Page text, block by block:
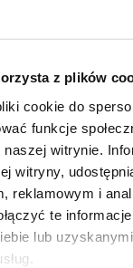
z plików
cookie do
funkcje
witrynie.
witryny,
reklamowym i
te
lub
w
Idź do sklepu
Altea
2DIN
zł
Seat